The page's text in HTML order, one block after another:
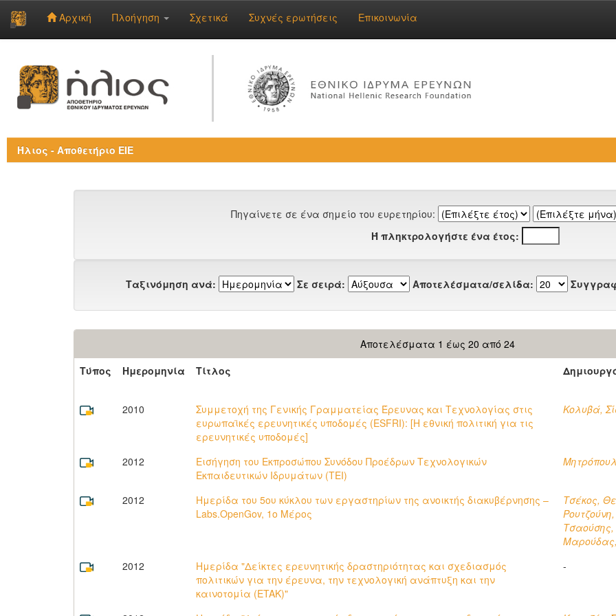
navigation
Αρχική Πλοήγηση Σχετικά Συχνές ερωτήσεις Επικοινωνία
Ήλιος - Αποθετήριο ΕΙΕ
Πηγαίνετε σε ένα σημείο του ευρετηρίου:
Ή πληκτρολογήστε ένα έτος:
Ταξινόμηση ανά: Σε σειρά: Αποτελέσματα/σελίδα:
Αποτελέσματα 1 έως 20 από 24
Τύπος
Ημερομηνία Τίτλος
2010
Συμμετοχή της Γενικής Γραμματείας Έρευνας και Τεχνολογίας στις
ευρωπαϊκές ερευνητικές υποδομές (ESFRI): [Η εθνική πολιτική για τις
ερευνητικές υποδομές]
Κολυβά,
2012
Εισήγηση του Εκπροσώπου Συνόδου Προέδρων Τεχνολογικών
Εκπαιδευτικών Ιδρυμάτων (ΤΕΙ)
2012
Ημερίδα του 5ου κύκλου των εργαστηρίων της ανοικτής διακυβέρνησης –
Labs.OpenGov, 1ο Μέρος
Τσέκος,
2012
Ημερίδα "Δείκτες ερευνητικής δραστηριότητας και σχεδιασμός
πολιτικών για την έρευνα, την τεχνολογική ανάπτυξη και την
καινοτομία (ETAK)"
-